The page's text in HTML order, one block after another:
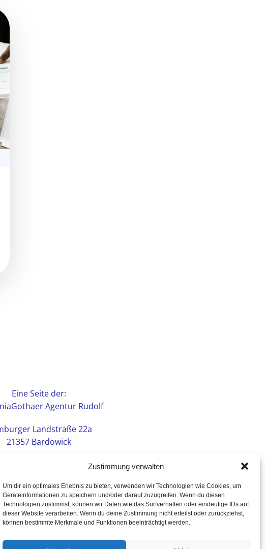
Zustimmung verwalten
Um dir ein optimales Erlebnis zu bieten, verwenden wir Technologien wie Cookies, um
Geräteinformationen zu speichern und/oder darauf zuzugreifen. Wenn du diesen
Technologien zustimmst, können wir Daten wie das Surfverhalten oder eindeutige IDs auf
dieser Website verarbeiten. Wenn du deine Zustimmung nicht erteilst oder zurückziehst,
können bestimmte Merkmale und Funktionen beeinträchtigt werden.
Eine Seite der:
Agentur Rudolf
Landstraße 22a
21357 Bardowick